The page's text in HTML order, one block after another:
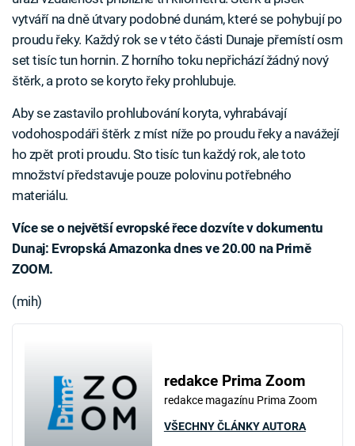
vytváří na dně útvary podobné dunám, které se pohybují po
proudu řeky. Každý rok se v této části Dunaje přemístí osm
set tisíc tun hornin. Z horního toku nepřichází žádný nový
štěrk, a proto se koryto řeky prohlubuje.
Aby se zastavilo prohlubování koryta, vyhrabávají
vodohospodáři štěrk z míst níže po proudu řeky a navážejí
ho zpět proti proudu. Sto tisíc tun každý rok, ale toto
množství představuje pouze polovinu potřebného
materiálu.
Více se o největší evropské řece dozvíte v dokumentu
Dunaj: Evropská Amazonka dnes ve 20.00 na Primě
ZOOM.
(mih)
redakce Prima Zoom
redakce magazínu Prima Zoom
VŠECHNY ČLÁNKY AUTORA